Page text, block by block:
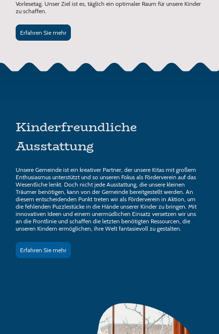
Vorlesetag. Unser Ziel ist es, täglich ein optimaler Raum für unsere Kinder
zu schaffen.
Erfahren Sie mehr
Kinderfreundliche
Ausstattung
Unsere Gemeinde ist ein kreativer Partner, der unsere Kitas mit großem
Enthusiasmus unterstützt und so unseren Fokus als Förderverein auf das
Wesentliche lenkt. Doch nicht jede Ausstattung, die unsere kleinen
Träumer benötigen, kann von der Gemeinde bereitgestellt werden. An
diesem entscheidenden Punkt treten wir als Förderverein in Aktion, um
die fehlenden Puzzlestücke in die Hände unserer Kinder zu bringen. Mit
innovativen Ideen und einem unermüdlichen Einsatz versetzen wir uns
an die Frontlinie und schaffen die letzten benötigten Ressourcen, die
unseren Kindern ermöglichen, ihre Welt fantasievoll zu gestalten.
Erfahren Sie mehr